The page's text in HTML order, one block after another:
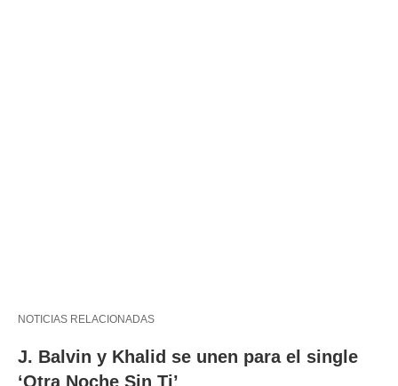
NOTICIAS RELACIONADAS
J. Balvin y Khalid se unen para el single
‘Otra Noche Sin Ti’